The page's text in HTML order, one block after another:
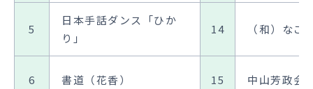
5
日本手話ダンス「ひか
り」
14 （和）なご
6 書道（花香） 15 中山芳政会